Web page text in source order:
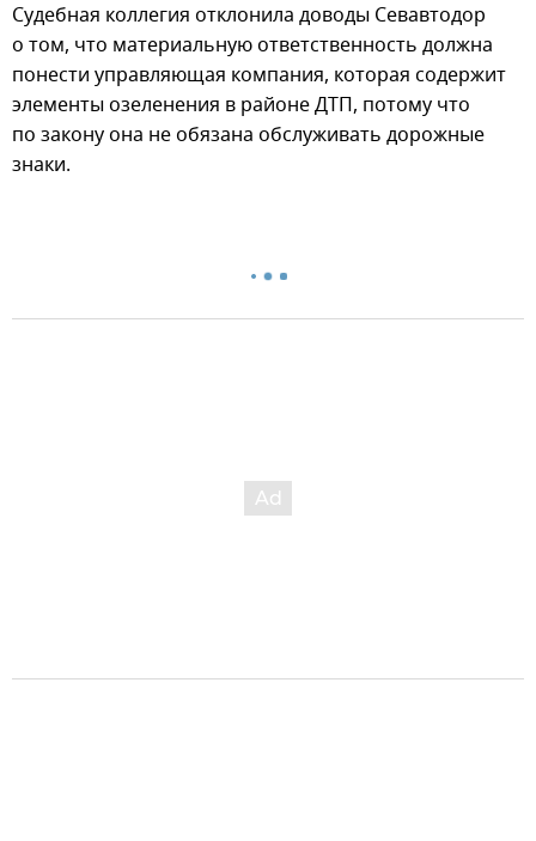
Судебная коллегия отклонила доводы Севавтодор
о том, что материальную ответственность должна
понести управляющая компания, которая содержит
элементы озеленения в районе ДТП, потому что
по закону она не обязана обслуживать дорожные
знаки.